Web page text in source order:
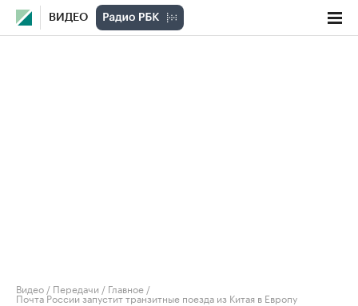
ВИДЕО
Видео / Передачи / Главное /
Почта России запустит транзитные поезда из Китая в Европу